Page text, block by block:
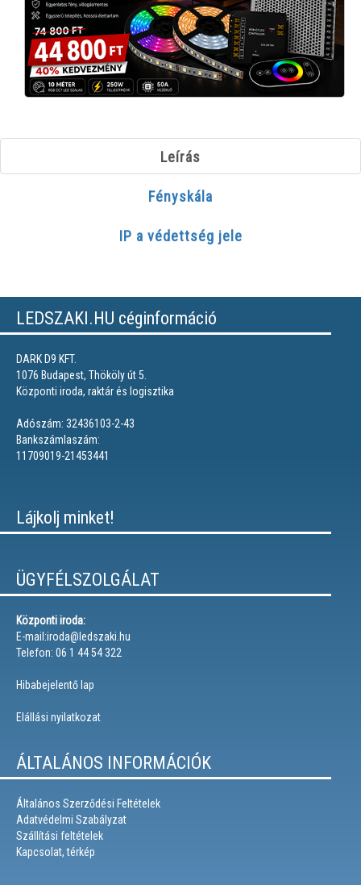
Leírás
Fényskála
IP a védettség jele
LEDSZAKI.HU céginformáció
DARK D9 KFT.
1076 Budapest, Thököly út 5.
Központi iroda, raktár és logisztika
Adószám: 32436103-2-43
Bankszámlaszám:
11709019-21453441
Lájkolj minket!
ÜGYFÉLSZOLGÁLAT
Központi iroda:
E-mail:iroda@ledszaki.hu
Telefon: 06 1 44 54 322
Hibabejelentő lap
Elállási nyilatkozat
ÁLTALÁNOS INFORMÁCIÓK
Általános Szerződési Feltételek
Adatvédelmi Szabályzat
Szállítási feltételek
Kapcsolat, térkép